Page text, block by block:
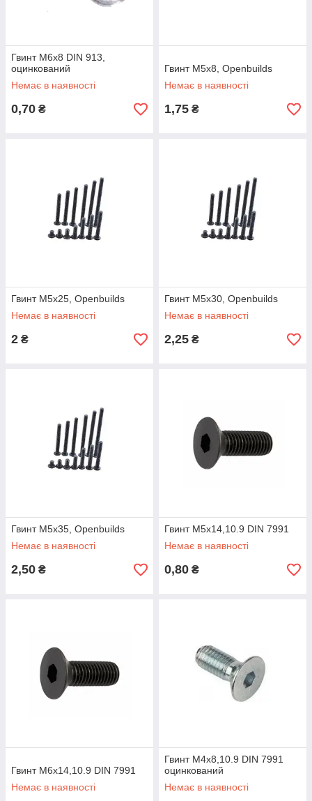
Гвинт M6x8 DIN 913,
оцинкований
Немає в наявності
0,70 ₴
Гвинт М5х8, Openbuilds
Немає в наявності
1,75 ₴
Гвинт М5х25, Openbuilds
Немає в наявності
2 ₴
Гвинт М5х30, Openbuilds
Немає в наявності
2,25 ₴
Гвинт М5х35, Openbuilds
Немає в наявності
2,50 ₴
Гвинт M5x14,10.9 DIN 7991
Немає в наявності
0,80 ₴
Гвинт M6x14,10.9 DIN 7991
Немає в наявності
Гвинт M4x8,10.9 DIN 7991
оцинкований
Немає в наявності